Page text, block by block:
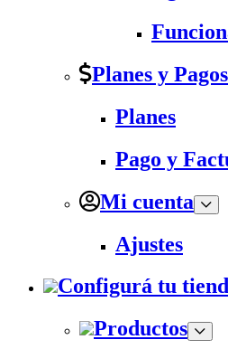
Planes y Pagos
Planes
Pago y
Mi cuenta
Ajustes
Configurá tu
Productos